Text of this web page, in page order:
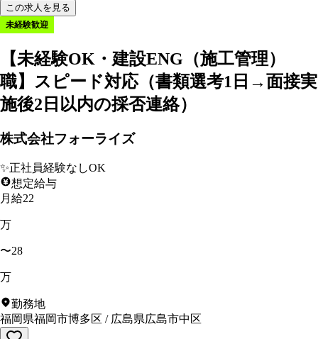
この求人を見る
未経験歓迎
【未経験OK・建設ENG（施工管理）
職】スピード対応（書類選考1日→面接実
施後2日以内の採否連絡）
株式会社フォーライズ
✨正社員経験なしOK
想定給与
月給22
万
〜28
万
勤務地
福岡県福岡市博多区 / 広島県広島市中区